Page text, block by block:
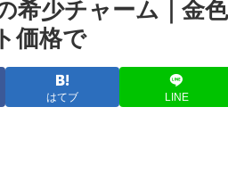
希少チャーム｜金
価格で
はてブ LINE